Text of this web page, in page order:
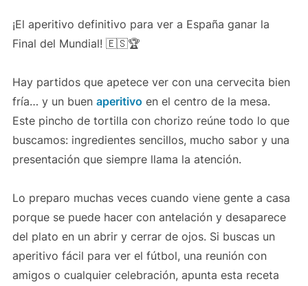
¡El aperitivo definitivo para ver a España ganar la
Final del Mundial! 🇪🇸🏆
Hay partidos que apetece ver con una cervecita bien
fría… y un buen aperitivo en el centro de la mesa.
Este pincho de tortilla con chorizo reúne todo lo que
buscamos: ingredientes sencillos, mucho sabor y una
presentación que siempre llama la atención.
Lo preparo muchas veces cuando viene gente a casa
porque se puede hacer con antelación y desaparece
del plato en un abrir y cerrar de ojos. Si buscas un
aperitivo fácil para ver el fútbol, una reunión con
amigos o cualquier celebración, apunta esta receta